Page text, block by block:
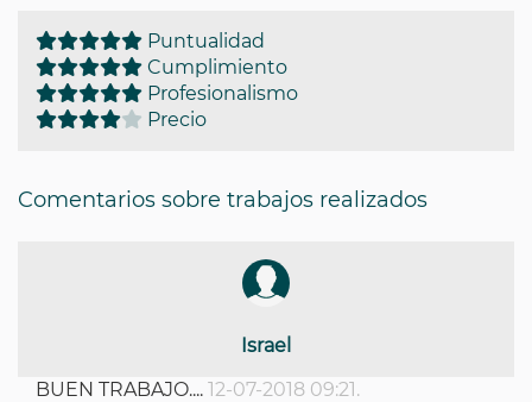
Puntualidad
Cumplimiento
Profesionalismo
Precio
Comentarios sobre trabajos realizados
Israel
BUEN TRABAJO.... 12-07-2018 09:21.